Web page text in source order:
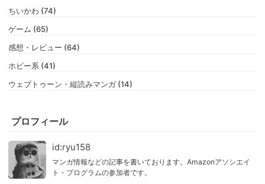
ちいかわ (74)
ゲーム (65)
感想・レビュー (64)
ホビー系 (41)
ウェブトゥーン・縦読みマンガ (14)
プロフィール
id:ryu158
マンガ情報などの記事を書いております。Amazonアソシエイ
ト・プログラムの参加者です。